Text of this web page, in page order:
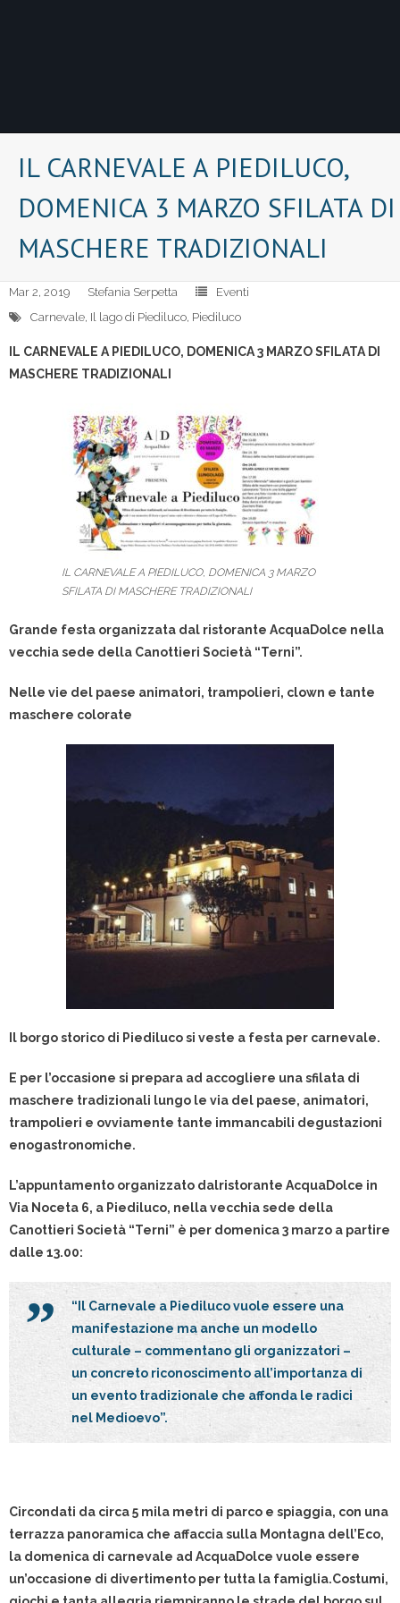
IL CARNEVALE A PIEDILUCO,
DOMENICA 3 MARZO SFILATA DI
MASCHERE TRADIZIONALI
Mar 2, 2019 Stefania Serpetta
Eventi
Carnevale, Il lago di Piediluco, Piediluco
IL CARNEVALE A PIEDILUCO, DOMENICA 3 MARZO SFILATA DI
MASCHERE TRADIZIONALI
IL CARNEVALE A PIEDILUCO, DOMENICA 3 MARZO
SFILATA DI MASCHERE TRADIZIONALI
Grande festa organizzata dal ristorante AcquaDolce nella
vecchia sede della Canottieri Società “Terni”.
Nelle vie del paese animatori, trampolieri, clown e tante
maschere colorate
Il borgo storico di Piediluco si veste a festa per carnevale.
E per l’occasione si prepara ad accogliere una sfilata di
maschere tradizionali lungo le via del paese, animatori,
trampolieri e ovviamente tante immancabili degustazioni
enogastronomiche.
L’appuntamento organizzato dalristorante AcquaDolce in
Via Noceta 6, a Piediluco, nella vecchia sede della
Canottieri Società “Terni” è per domenica 3 marzo a partire
dalle 13.00:
“Il Carnevale a Piediluco vuole essere una
manifestazione ma anche un modello
culturale – commentano gli organizzatori –
un concreto riconoscimento all’importanza di
un evento tradizionale che affonda le radici
nel Medioevo”.
Circondati da circa 5 mila metri di parco e spiaggia, con una
terrazza panoramica che affaccia sulla Montagna dell’Eco,
la domenica di carnevale ad AcquaDolce vuole essere
un’occasione di divertimento per tutta la famiglia.Costumi,